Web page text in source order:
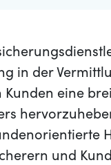
in der
eine
und